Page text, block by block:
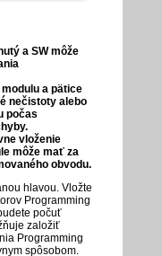
a SW môže
a pätice
nečistoty alebo
počas
vloženie
môže mať za
obvodu.
hlavou. Vložte
Programming
počuť
založiť
Programming
spôsobom.